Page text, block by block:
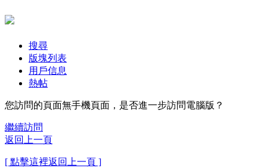
搜尋
版塊列表
用戶信息
熱帖
您訪問的頁面無手機頁面，是否進一步訪問電腦版？
繼續訪問
返回上一頁
[ 點擊這裡返回上一頁 ]